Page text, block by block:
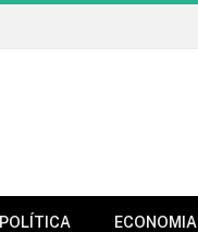
POLÍTICA ECONOMIA